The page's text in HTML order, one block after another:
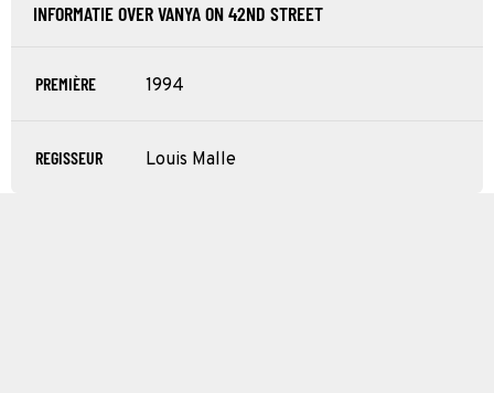
INFORMATIE OVER VANYA ON 42ND STREET
PREMIÈRE 1994
REGISSEUR Louis Malle